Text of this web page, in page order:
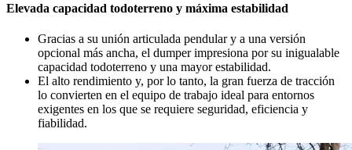
Elevada capacidad todoterreno y máxima estabilidad
Gracias a su unión articulada pendular y a una versión
opcional más ancha, el dumper impresiona por su inigualable
capacidad todoterreno y una mayor estabilidad.
El alto rendimiento y, por lo tanto, la gran fuerza de tracción
lo convierten en el equipo de trabajo ideal para entornos
exigentes en los que se requiere seguridad, eficiencia y
fiabilidad.